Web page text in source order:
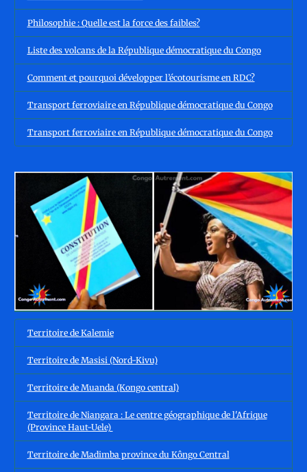
Philosophie : Quelle est la force des faibles?
Liste des volcans de la République démocratique du Congo
Comment et pourquoi développer l’écotourisme en RDC?
Transport ferroviaire en République démocratique du Congo
Transport ferroviaire en République démocratique du Congo
Territoire de Kalemie
Territoire de Masisi (Nord-Kivu)
Territoire de Muanda (Kongo central)
Territoire de Niangara : Le centre géographique de l'Afrique
(Province Haut-Uele)
Territoire de Madimba province du Kôngo Central